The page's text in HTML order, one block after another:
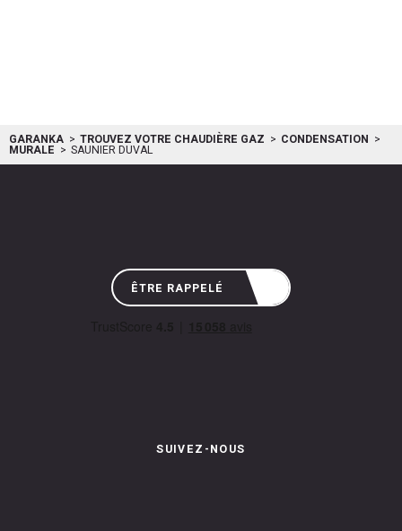
GARANKA TROUVEZ VOTRE CHAUDIÈRE GAZ CONDENSATION
MURALE SAUNIER DUVAL
ÊTRE RAPPELÉ
SUIVEZ-NOUS